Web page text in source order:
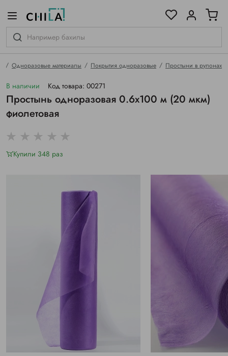
Одноразовые материалы Покрытия одноразовые Простыни в рулонах
В наличии Код товара: 00271
Простынь одноразовая 0.6х100 м (20 мкм)
фиолетовая
Купили 348 раз
гамме